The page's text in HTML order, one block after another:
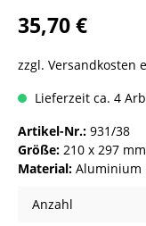
35,70 €
zzgl. Versandkosten
Lieferzeit ca. 4
Artikel-Nr.: 931/38
Größe: 210 x 297 mm
Material: Aluminium
Anzahl